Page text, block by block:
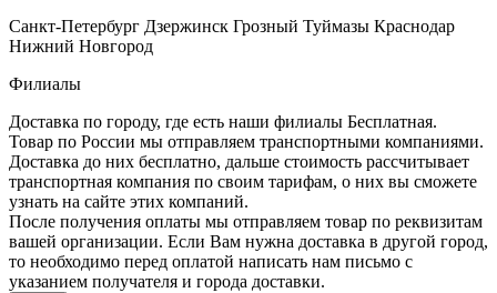
Санкт-Петербург Дзержинск Грозный Туймазы Краснодар
Нижний Новгород
Филиалы
Доставка по городу, где есть наши филиалы Бесплатная.
Товар по России мы отправляем транспортными компаниями.
Доставка до них бесплатно, дальше стоимость рассчитывает
транспортная компания по своим тарифам, о них вы сможете
узнать на сайте этих компаний.
После получения оплаты мы отправляем товар по реквизитам
вашей организации. Если Вам нужна доставка в другой город,
то необходимо перед оплатой написать нам письмо с
указанием получателя и города доставки.